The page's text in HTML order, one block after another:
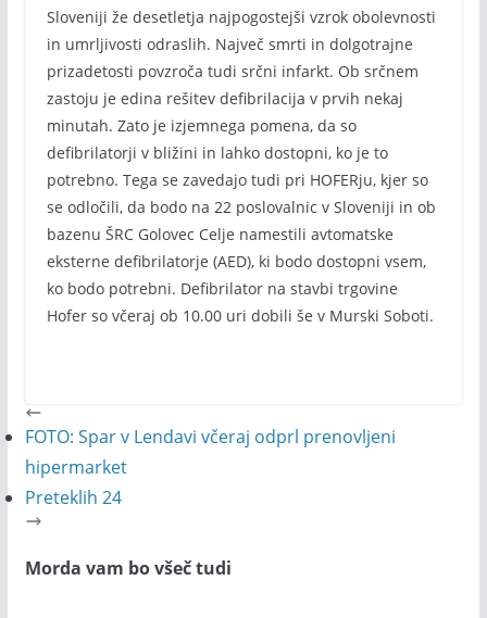
Sloveniji že desetletja najpogostejši vzrok obolevnosti
in umrljivosti odraslih. Največ smrti in dolgotrajne
prizadetosti povzroča tudi srčni infarkt. Ob srčnem
zastoju je edina rešitev defibrilacija v prvih nekaj
minutah. Zato je izjemnega pomena, da so
defibrilatorji v bližini in lahko dostopni, ko je to
potrebno. Tega se zavedajo tudi pri HOFERju, kjer so
se odločili, da bodo na 22 poslovalnic v Sloveniji in ob
bazenu ŠRC Golovec Celje namestili avtomatske
eksterne defibrilatorje (AED), ki bodo dostopni vsem,
ko bodo potrebni. Defibrilator na stavbi trgovine
Hofer so včeraj ob 10.00 uri dobili še v Murski Soboti.
FOTO: Spar v Lendavi včeraj odprl prenovljeni
hipermarket
Preteklih 24
Morda vam bo všeč tudi